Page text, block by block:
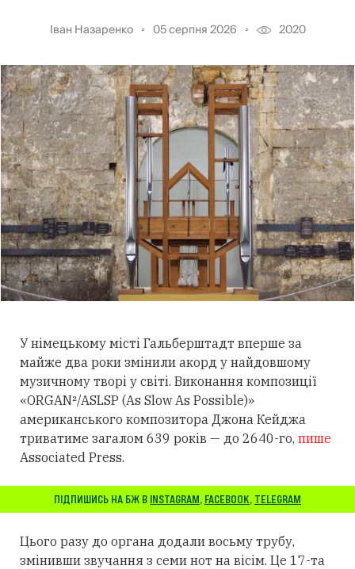
Іван Назаренко 05 серпня 2026 2020
У німецькому місті Гальберштадт вперше за
майже два роки змінили акорд у найдовшому
музичному творі у світі. Виконання композиції
«ORGAN²/ASLSP (As Slow As Possible)»
американського композитора Джона Кейджа
триватиме загалом 639 років — до 2640-го, пише
Associated Press.
ПІДПИШИСЬ НА БЖ В INSTAGRAM, FACEBOOK, TELEGRAM
Цього разу до органа додали восьму трубу,
змінивши звучання з семи нот на вісім. Це 17-та